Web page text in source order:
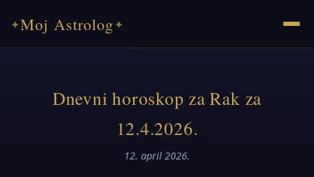
✦Moj Astrolog✦
Dnevni horoskop za Rak za
12.4.2026.
12. april 2026.